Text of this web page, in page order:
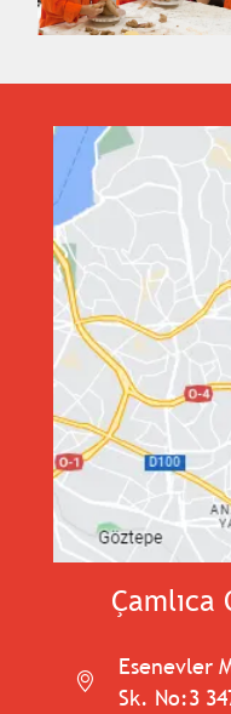
Çamlıca
Esenevler
Sk. No:3